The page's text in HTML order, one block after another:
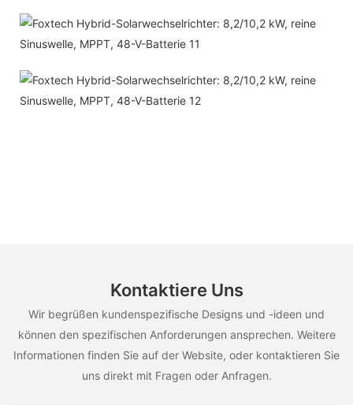
Kontaktiere Uns
Wir begrüßen kundenspezifische Designs und -ideen und
können den spezifischen Anforderungen ansprechen. Weitere
Informationen finden Sie auf der Website, oder kontaktieren Sie
uns direkt mit Fragen oder Anfragen.